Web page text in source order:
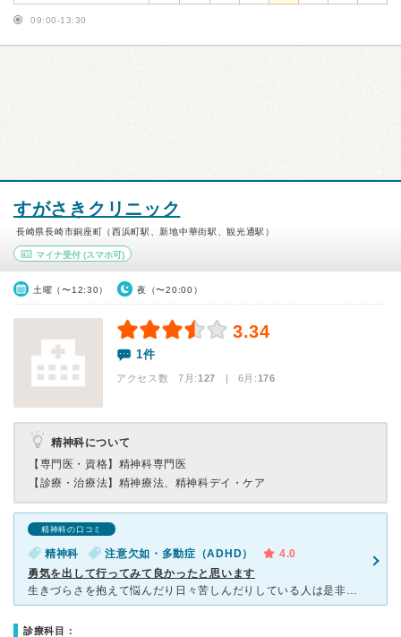
09:00-13:30
すがさきクリニック
長崎県長崎市銅座町（西浜町駅、新地中華街駅、観光通駅）
マイナ受付 (スマホ可)
土曜（〜12:30） 夜（〜20:00）
3.34
1件
アクセス数 7月:127 | 6月:176
精神科について
【専門医・資格】 精神科専門医
【診療・治療法】 精神療法、精神科デイ・ケア
精神科の口コミ
精神科 注意欠如・多動症（ADHD）
4.0
勇気を出して行ってみて良かったと思います
生きづらさを抱えて悩んだり日々苦しんだりしている人は是非とも一度受診をお勧めします。 投薬内容を読めば知っている人にはわかると思いますが、「周りの人が普通にこなしている事がなぜ私には上手くできな
診療科目：